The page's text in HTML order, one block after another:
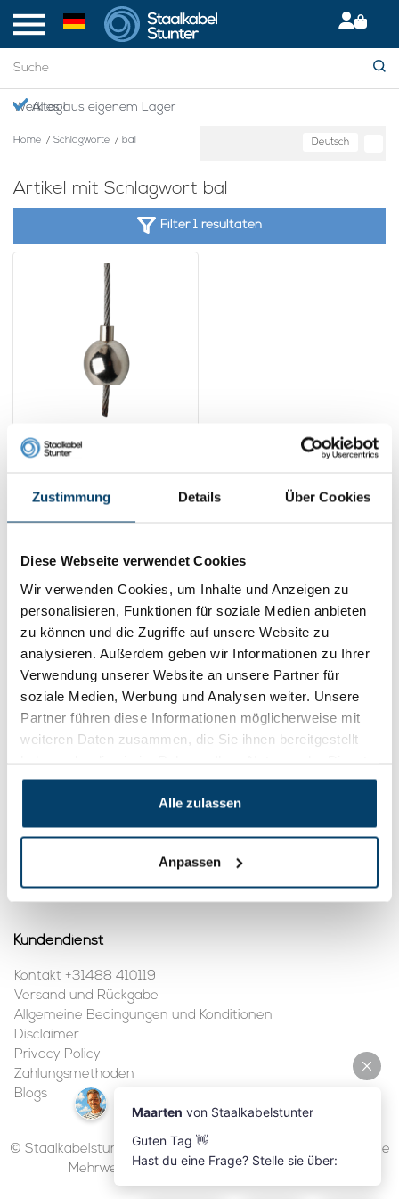
Zustimmung Details Über Cookies
Diese Webseite verwendet Cookies
Wir verwenden Cookies, um Inhalte und Anzeigen zu
personalisieren, Funktionen für soziale Medien anbieten
zu können und die Zugriffe auf unsere Website zu
analysieren. Außerdem geben wir Informationen zu Ihrer
Verwendung unserer Website an unsere Partner für
soziale Medien, Werbung und Analysen weiter. Unsere
Partner führen diese Informationen möglicherweise mit
weiteren Daten zusammen, die Sie ihnen bereitgestellt
gesammelt haben.
Alle zulassen
Anpassen
Werktag!
Alles aus eigenem Lager
Home / Schlagworte / bal Deutsch
Artikel mit Schlagwort bal
Filter 1 resultaten
Kugelgreifer-
1,75
Product ansehen
Adresse:Dalwagenseweg 91 4043MV Opheusden
E-Mail: info@staalkabelstunter.com
Telefonnummer:+31488410119
BTW nummer:NL861410002B01
Mein Konto
Kundendienst
Kontakt +31488 410119
Versand und Rückgabe
Allgemeine Bedingungen und Konditionen
Disclaimer
Privacy Policy
Zahlungsmethoden
Blogs
© Staalkabelstunter | 2026 | Alle Preise sind in Euro inklusive
Mehrwertsteuer und ohne Versandkosten.